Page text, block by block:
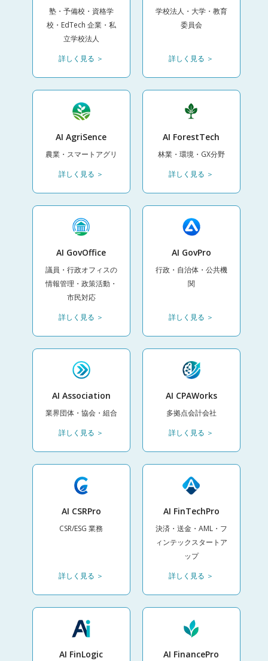
塾・予備校・資格学
校・EdTech 企業・私
立学校法人
詳しく見る ＞
学校法人・大学・教育
委員会
詳しく見る ＞
AI AgriSence
農業・スマートアグリ
詳しく見る ＞
AI ForestTech
林業・環境・GX分野
詳しく見る ＞
AI GovOffice
議員・行政オフィスの
情報管理・政策活動・
市民対応
詳しく見る ＞
AI GovPro
行政・自治体・公共機
関
詳しく見る ＞
AI Association
業界団体・協会・組合
詳しく見る ＞
AI CPAWorks
多拠点会計会社
詳しく見る ＞
AI CSRPro
CSR/ESG 業務
詳しく見る ＞
AI FinTechPro
決済・送金・AML・フ
ィンテックスタートア
ップ
詳しく見る ＞
AI FinLogic AI FinancePro